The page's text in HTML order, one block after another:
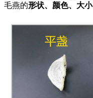
毛燕的形状、颜色、大